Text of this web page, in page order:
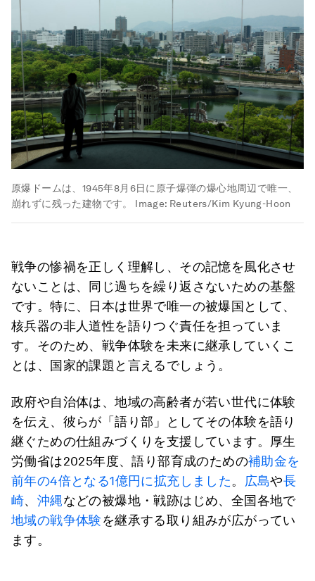
原爆ドームは、1945年8月6日に原子爆弾の爆心地周辺で唯一、
崩れずに残った建物です。
Image: Reuters/Kim Kyung-Hoon
戦争の惨禍を正しく理解し、その記憶を風化させ
ないことは、同じ過ちを繰り返さないための基盤
です。特に、日本は世界で唯一の被爆国として、
核兵器の非人道性を語りつぐ責任を担っていま
す。そのため、戦争体験を未来に継承していくこ
とは、国家的課題と言えるでしょう。
政府や自治体は、地域の高齢者が若い世代に体験
を伝え、彼らが「語り部」としてその体験を語り
継ぐための仕組みづくりを支援しています。厚生
労働省は2025年度、語り部育成のための補助金を
前年の4倍となる1億円に拡充しました。 広島や長
崎、 沖縄などの被爆地・戦跡はじめ、全国各地で
地域の戦争体験を継承する取り組みが広がってい
ます。